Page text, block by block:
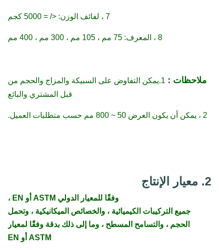
7 ، لفائف الوزن: </ = 5000 كجم
8 ، المعرف: 75 مم ، 105 مم ، 300 مم ، 400 مم
ملاحظات :
1.يمكن التفاوض على السبيكة والمزاج والحجم من
قبل المشتري والبائع
2 ، يمكن أن يكون العرض 50 ~ 800 مم حسب متطلبات العميل.
2. معيار الإنتاج
وفقًا للمعيار الدولي ASTM أو EN ،
جميع التركيبات الكيميائية ، والخصائص الميكانيكية ، وتحمل
الحجم ، والتسامح المسطح ، وما إلى ذلك بدقة وفقًا لمعيار
ASTM أو EN